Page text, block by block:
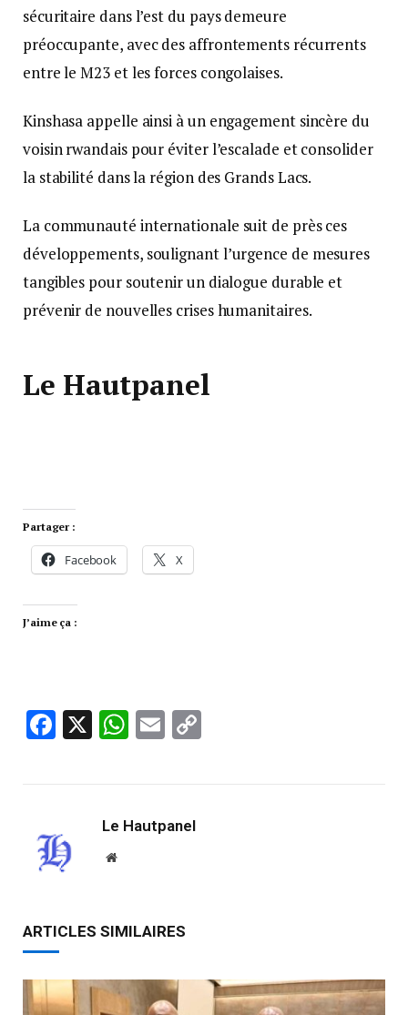
sécuritaire dans l’est du pays demeure
préoccupante, avec des affrontements récurrents
entre le M23 et les forces congolaises.
Kinshasa appelle ainsi à un engagement sincère du
voisin rwandais pour éviter l’escalade et consolider
la stabilité dans la région des Grands Lacs.
La communauté internationale suit de près ces
développements, soulignant l’urgence de mesures
tangibles pour soutenir un dialogue durable et
prévenir de nouvelles crises humanitaires.
Le Hautpanel
Partager :
Facebook X
J’aime ça :
Facebook
X WhatsApp
Email
Le Hautpanel
Website
ARTICLES SIMILAIRES